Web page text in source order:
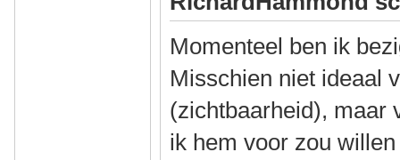
Momenteel ben ik
Misschien niet ideaal
(zichtbaarheid), maar
ik hem voor zou